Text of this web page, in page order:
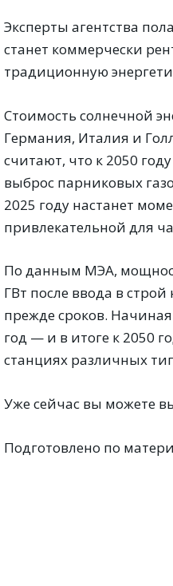
Эксперты агентства
станет коммерчески
традиционную
Стоимость солнечной
Германия, Италия и
считают, что к 2050
выброс парниковых
2025 году настанет
привлекательной для
По данным МЭА,
ГВт после ввода в
прежде сроков.
год — и в итоге к 2050
станциях различных
Уже сейчас вы можете
Подготовлено по